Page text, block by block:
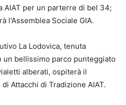
AIAT per un parterre di bel 34;
l'Assemblea Sociale GIA.
La Lodovica, tenuta
un bellissimo parco punteggiato
alberati, ospiterà il
Attacchi di Tradizione AIAT.